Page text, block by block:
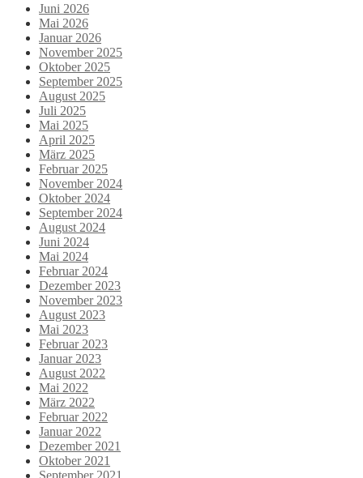
Juni 2026
Mai 2026
Januar 2026
November 2025
Oktober 2025
September 2025
August 2025
Juli 2025
Mai 2025
April 2025
März 2025
Februar 2025
November 2024
Oktober 2024
September 2024
August 2024
Juni 2024
Mai 2024
Februar 2024
Dezember 2023
November 2023
August 2023
Mai 2023
Februar 2023
Januar 2023
August 2022
Mai 2022
März 2022
Februar 2022
Januar 2022
Dezember 2021
Oktober 2021
September 2021